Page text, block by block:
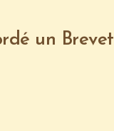
un Brevet